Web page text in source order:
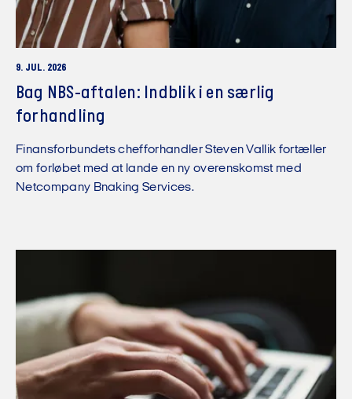
9. JUL. 2026
Bag NBS-aftalen: Indblik i en særlig
forhandling
Finansforbundets chefforhandler Steven Vallik fortæller
om forløbet med at lande en ny overenskomst med
Netcompany Bnaking Services.